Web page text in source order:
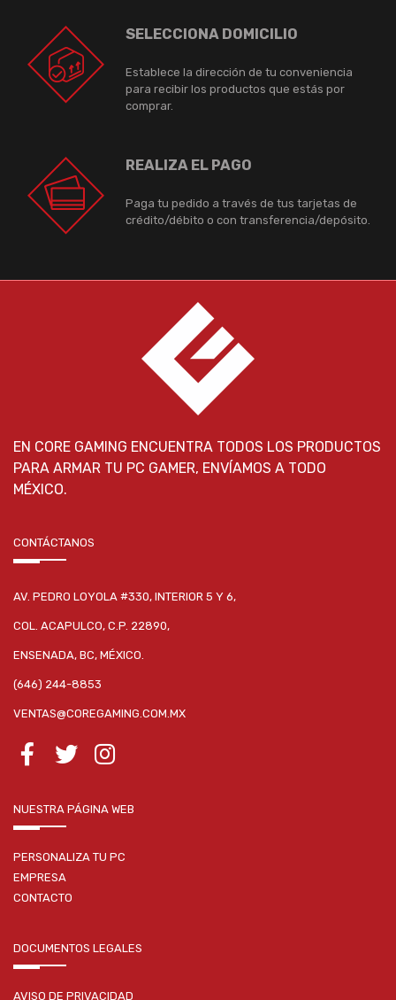
SELECCIONA DOMICILIO
Establece la dirección de tu conveniencia
para recibir los productos que estás por
comprar.
REALIZA EL PAGO
Paga tu pedido a través de tus tarjetas de
crédito/débito o con transferencia/depósito.
EN CORE GAMING ENCUENTRA TODOS LOS PRODUCTOS
PARA ARMAR TU PC GAMER, ENVÍAMOS A TODO
MÉXICO.
CONTÁCTANOS
AV. PEDRO LOYOLA #330, INTERIOR 5 Y 6,
COL. ACAPULCO, C.P. 22890,
ENSENADA, BC, MÉXICO.
(646) 244-8853
VENTAS@COREGAMING.COM.MX
NUESTRA PÁGINA WEB
PERSONALIZA TU PC
EMPRESA
CONTACTO
DOCUMENTOS LEGALES
AVISO DE PRIVACIDAD